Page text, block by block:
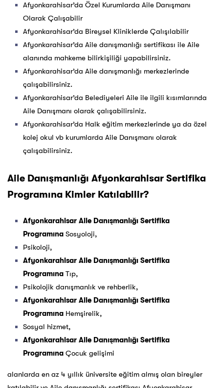
Afyonkarahisar’da Özel Kurumlarda Aile Danışmanı
Olarak Çalışabilir
Afyonkarahisar’da Bireysel Kliniklerde Çalışılabilir
Afyonkarahisar’da Aile danışmanlığı sertifikası ile Aile
alanında mahkeme bilirkişiliği yapabilirsiniz.
Afyonkarahisar’da Aile danışmanlığı merkezlerinde
çalışabilirsiniz.
Afyonkarahisar’da Belediyeleri Aile ile ilgili kısımlarında
Aile Danışmanı olarak çalışabilirsiniz.
Afyonkarahisar’da Halk eğitim merkezlerinde ya da özel
kolej okul vb kurumlarda Aile Danışmanı olarak
çalışabilirsiniz.
Aile Danışmanlığı Afyonkarahisar Sertifika
Programına Kimler Katılabilir?
Afyonkarahisar Aile Danışmanlığı Sertifika
Programına Sosyoloji,
Psikoloji,
Afyonkarahisar Aile Danışmanlığı Sertifika
Programına Tıp,
Psikolojik danışmanlık ve rehberlik,
Afyonkarahisar Aile Danışmanlığı Sertifika
Programına Hemşirelik,
Sosyal hizmet,
Afyonkarahisar Aile Danışmanlığı Sertifika
Programına Çocuk gelişimi
alanlarda en az 4 yıllık üniversite eğitim almış olan bireyler